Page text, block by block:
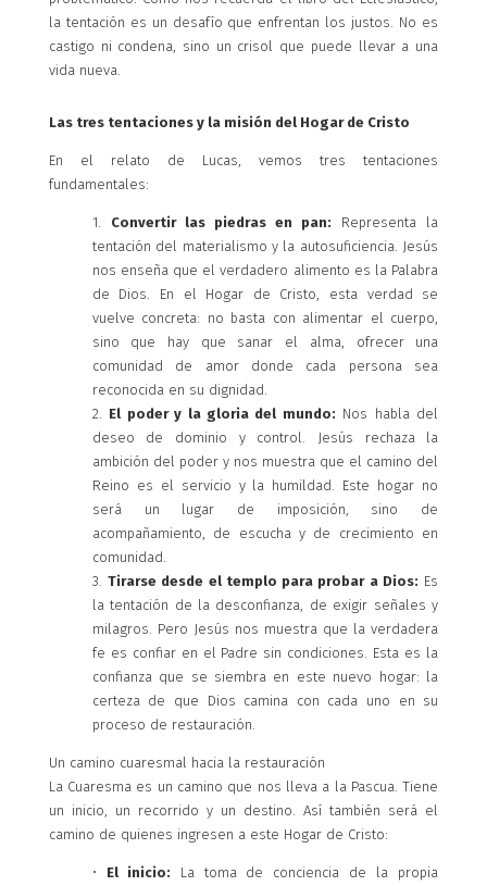
la tentación es un desafío que enfrentan los justos. No es
castigo ni condena, sino un crisol que puede llevar a una
vida nueva.
Las tres tentaciones y la misión del Hogar de Cristo
En el relato de Lucas, vemos tres tentaciones
fundamentales:
1. Convertir las piedras en pan: Representa la
tentación del materialismo y la autosuficiencia. Jesús
nos enseña que el verdadero alimento es la Palabra
de Dios. En el Hogar de Cristo, esta verdad se
vuelve concreta: no basta con alimentar el cuerpo,
sino que hay que sanar el alma, ofrecer una
comunidad de amor donde cada persona sea
reconocida en su dignidad.
2. El poder y la gloria del mundo: Nos habla del
deseo de dominio y control. Jesús rechaza la
ambición del poder y nos muestra que el camino del
Reino es el servicio y la humildad. Este hogar no
será un lugar de imposición, sino de
acompañamiento, de escucha y de crecimiento en
comunidad.
3.Tirarse desde el templo para probar a Dios: Es
la tentación de la desconfianza, de exigir señales y
milagros. Pero Jesús nos muestra que la verdadera
fe es confiar en el Padre sin condiciones. Esta es la
confianza que se siembra en este nuevo hogar: la
certeza de que Dios camina con cada uno en su
proceso de restauración.
Un camino cuaresmal hacia la restauración
La Cuaresma es un camino que nos lleva a la Pascua. Tiene
un inicio, un recorrido y un destino. Así también será el
camino de quienes ingresen a este Hogar de Cristo:
• El inicio: La toma de conciencia de la propia